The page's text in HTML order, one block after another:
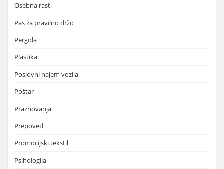
Osebna rast
Pas za pravilno držo
Pergola
Plastika
Poslovni najem vozila
Poštar
Praznovanja
Prepoved
Promocijski tekstil
Psihologija